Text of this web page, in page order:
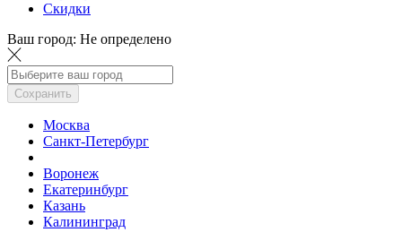
Скидки
Ваш город: Не определено
Сохранить
Москва
Санкт-Петербург
Воронеж
Екатеринбург
Казань
Калининград